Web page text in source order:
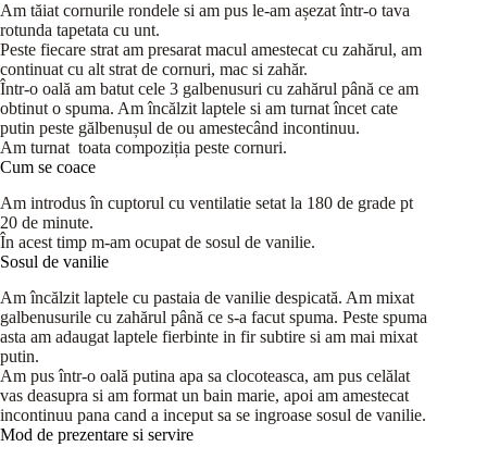
Am tăiat cornurile rondele si am pus le-am așezat într-o tava
rotunda tapetata cu unt.
Peste fiecare strat am presarat macul amestecat cu zahărul, am
continuat cu alt strat de cornuri, mac si zahăr.
Într-o oală am batut cele 3 galbenusuri cu zahărul până ce am
obtinut o spuma. Am încălzit laptele si am turnat încet cate
putin peste gălbenușul de ou amestecând incontinuu.
Am turnat toata compoziția peste cornuri.
Cum se coace
Am introdus în cuptorul cu ventilatie setat la 180 de grade pt
20 de minute.
În acest timp m-am ocupat de sosul de vanilie.
Sosul de vanilie
Am încălzit laptele cu pastaia de vanilie despicată. Am mixat
galbenusurile cu zahărul până ce s-a facut spuma. Peste spuma
asta am adaugat laptele fierbinte in fir subtire si am mai mixat
putin.
Am pus într-o oală putina apa sa clocoteasca, am pus celălat
vas deasupra si am format un bain marie, apoi am amestecat
incontinuu pana cand a inceput sa se ingroase sosul de vanilie.
Mod de prezentare si servire